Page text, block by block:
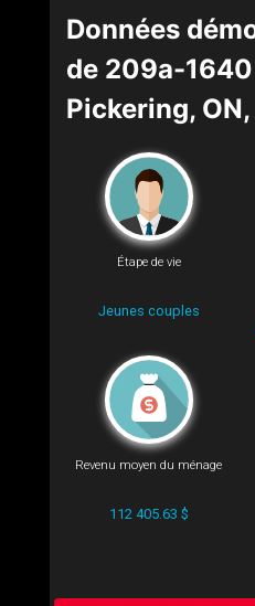
Données
de 209a-
Pickering, ON,
Étape de vie
Jeunes couples
Revenu moyen du ménage
112 405.63 $